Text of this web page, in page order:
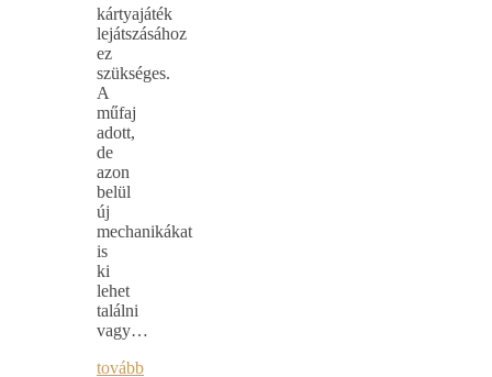
kártyajáték
lejátszásához
ez
szükséges.
A
műfaj
adott,
de
azon
belül
új
mechanikákat
is
ki
lehet
találni
vagy…
tovább